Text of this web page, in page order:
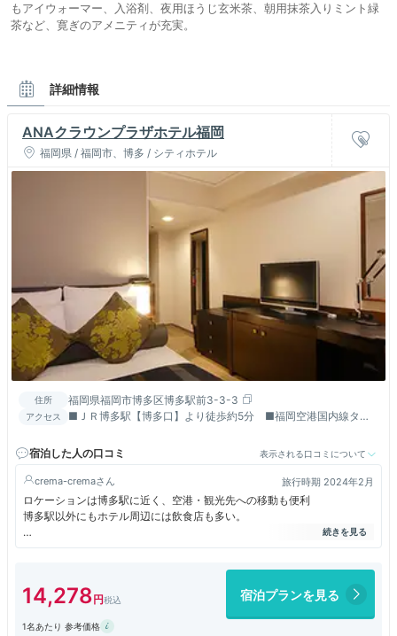
もアイウォーマー、入浴剤、夜用ほうじ玄米茶、朝用抹茶入りミント緑
茶など、寛ぎのアメニティが充実。
詳細情報
ANAクラウンプラザホテル福岡
福岡県 / 福岡市、博多 / シティホテル
住所 福岡県福岡市博多区博多駅前3-3-3
アクセス
■ＪＲ博多駅【博多口】より徒歩約5分 ■福岡空港国内線ター
宿泊した人の口コミ
表示される口コミについて
crema-crema 旅行時期 2024年2月
ロケーションは博多駅に近く、空港・観光先への移動も便利
博多駅以外にもホテル周辺には飲食店も多い。
建物はメンテナンスを丁寧にしていることが伺えるが経年は否めない
印象
そんな中、朝食会場のクラウンカフェは窓が多く広く明るくて朝から清々
14,278 宿泊プランを見る
1名あたり 参考価格